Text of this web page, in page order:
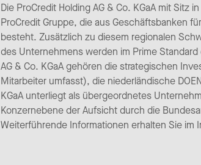
Die ProCredit Holding AG & Co. KGaA mit
ProCredit Gruppe, die aus Geschäftsbanken
besteht. Zusätzlich zu diesem regionalen
des Unternehmens werden im Prime
AG & Co. KGaA gehören die strategischen
Mitarbeiter umfasst), die niederländische
KGaA unterliegt als übergeordnetes
Konzernebene der Aufsicht durch die
Weiterführende Informationen erhalten Sie im